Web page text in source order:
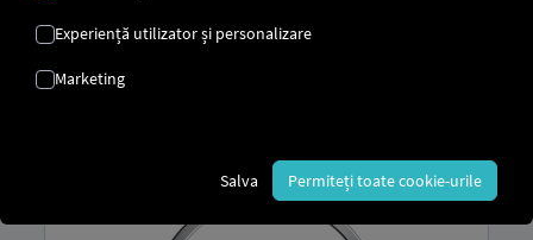
echipa vehiculele cu RIO a se
conecta.
Experiență utilizator și personalizare
Marketing
Salva Permiteți toate cookie-urile